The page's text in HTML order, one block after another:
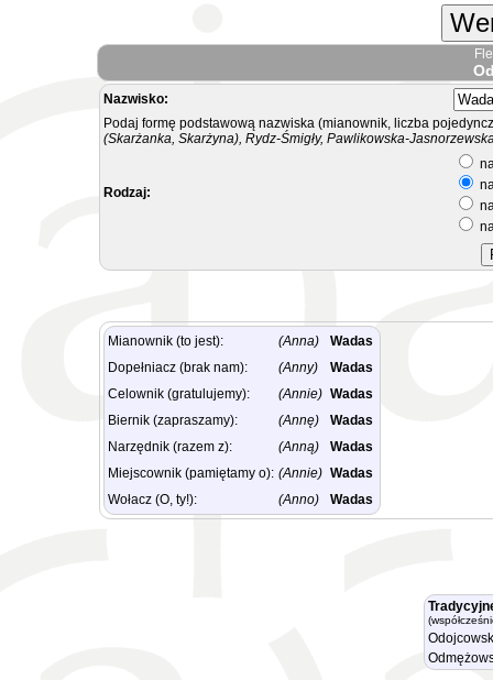
Nazwisko:
Podaj formę podstawową nazwiska (mianownik, liczba
(Skarżanka, Skarżyna), Rydz-Śmigły, Pawlikowska-
Rodzaj:
Mianownik (to jest): (Anna)
Wadas
Dopełniacz (brak nam):
(Anny)
Wadas
Celownik (gratulujemy):
(Annie) Wadas
Biernik (zapraszamy):
(Annę)
Wadas
Narzędnik (razem z):
(Anną)
Wadas
Miejscownik (pamiętamy o): (Annie) Wadas
Wołacz (O, ty!):
(Anno) Wadas